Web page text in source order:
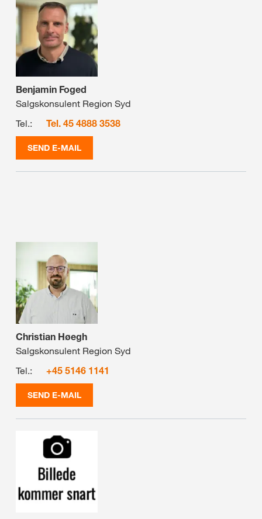
Benjamin Foged
Salgskonsulent Region Syd
Tel.:
Tel. 45 4888 3538
SEND E-MAIL
Christian Høegh
Salgskonsulent Region Syd
Tel.:
+45 5146 1141
SEND E-MAIL